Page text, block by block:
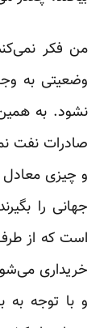
من فکر
وضعیتی به
نشود. به
صادرات نفت
و چیزی معادل
جهانی را
است که از
خریداری
و با توجه به